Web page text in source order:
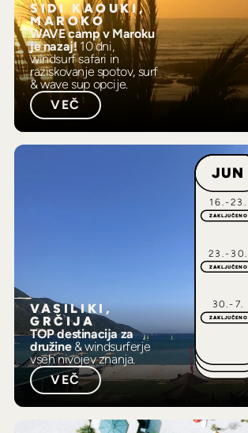
SIDI KAOUKI,
MAROKO
WAVE camp v Maroku
je nazaj!10 dni,
windsurf safari in
raziskovanje spotov, surf
& wave sup opcije.
VEČ
VASILIKI,
GRČIJA
TOP destinacija za
družine& windsurferje
vseh nivojev znanja.
VEČ
JUN
16.-23.
ZAKLJUČENO
23.-30.
ZAKLJUČENO
30.-7.
ZAKLJUČENO